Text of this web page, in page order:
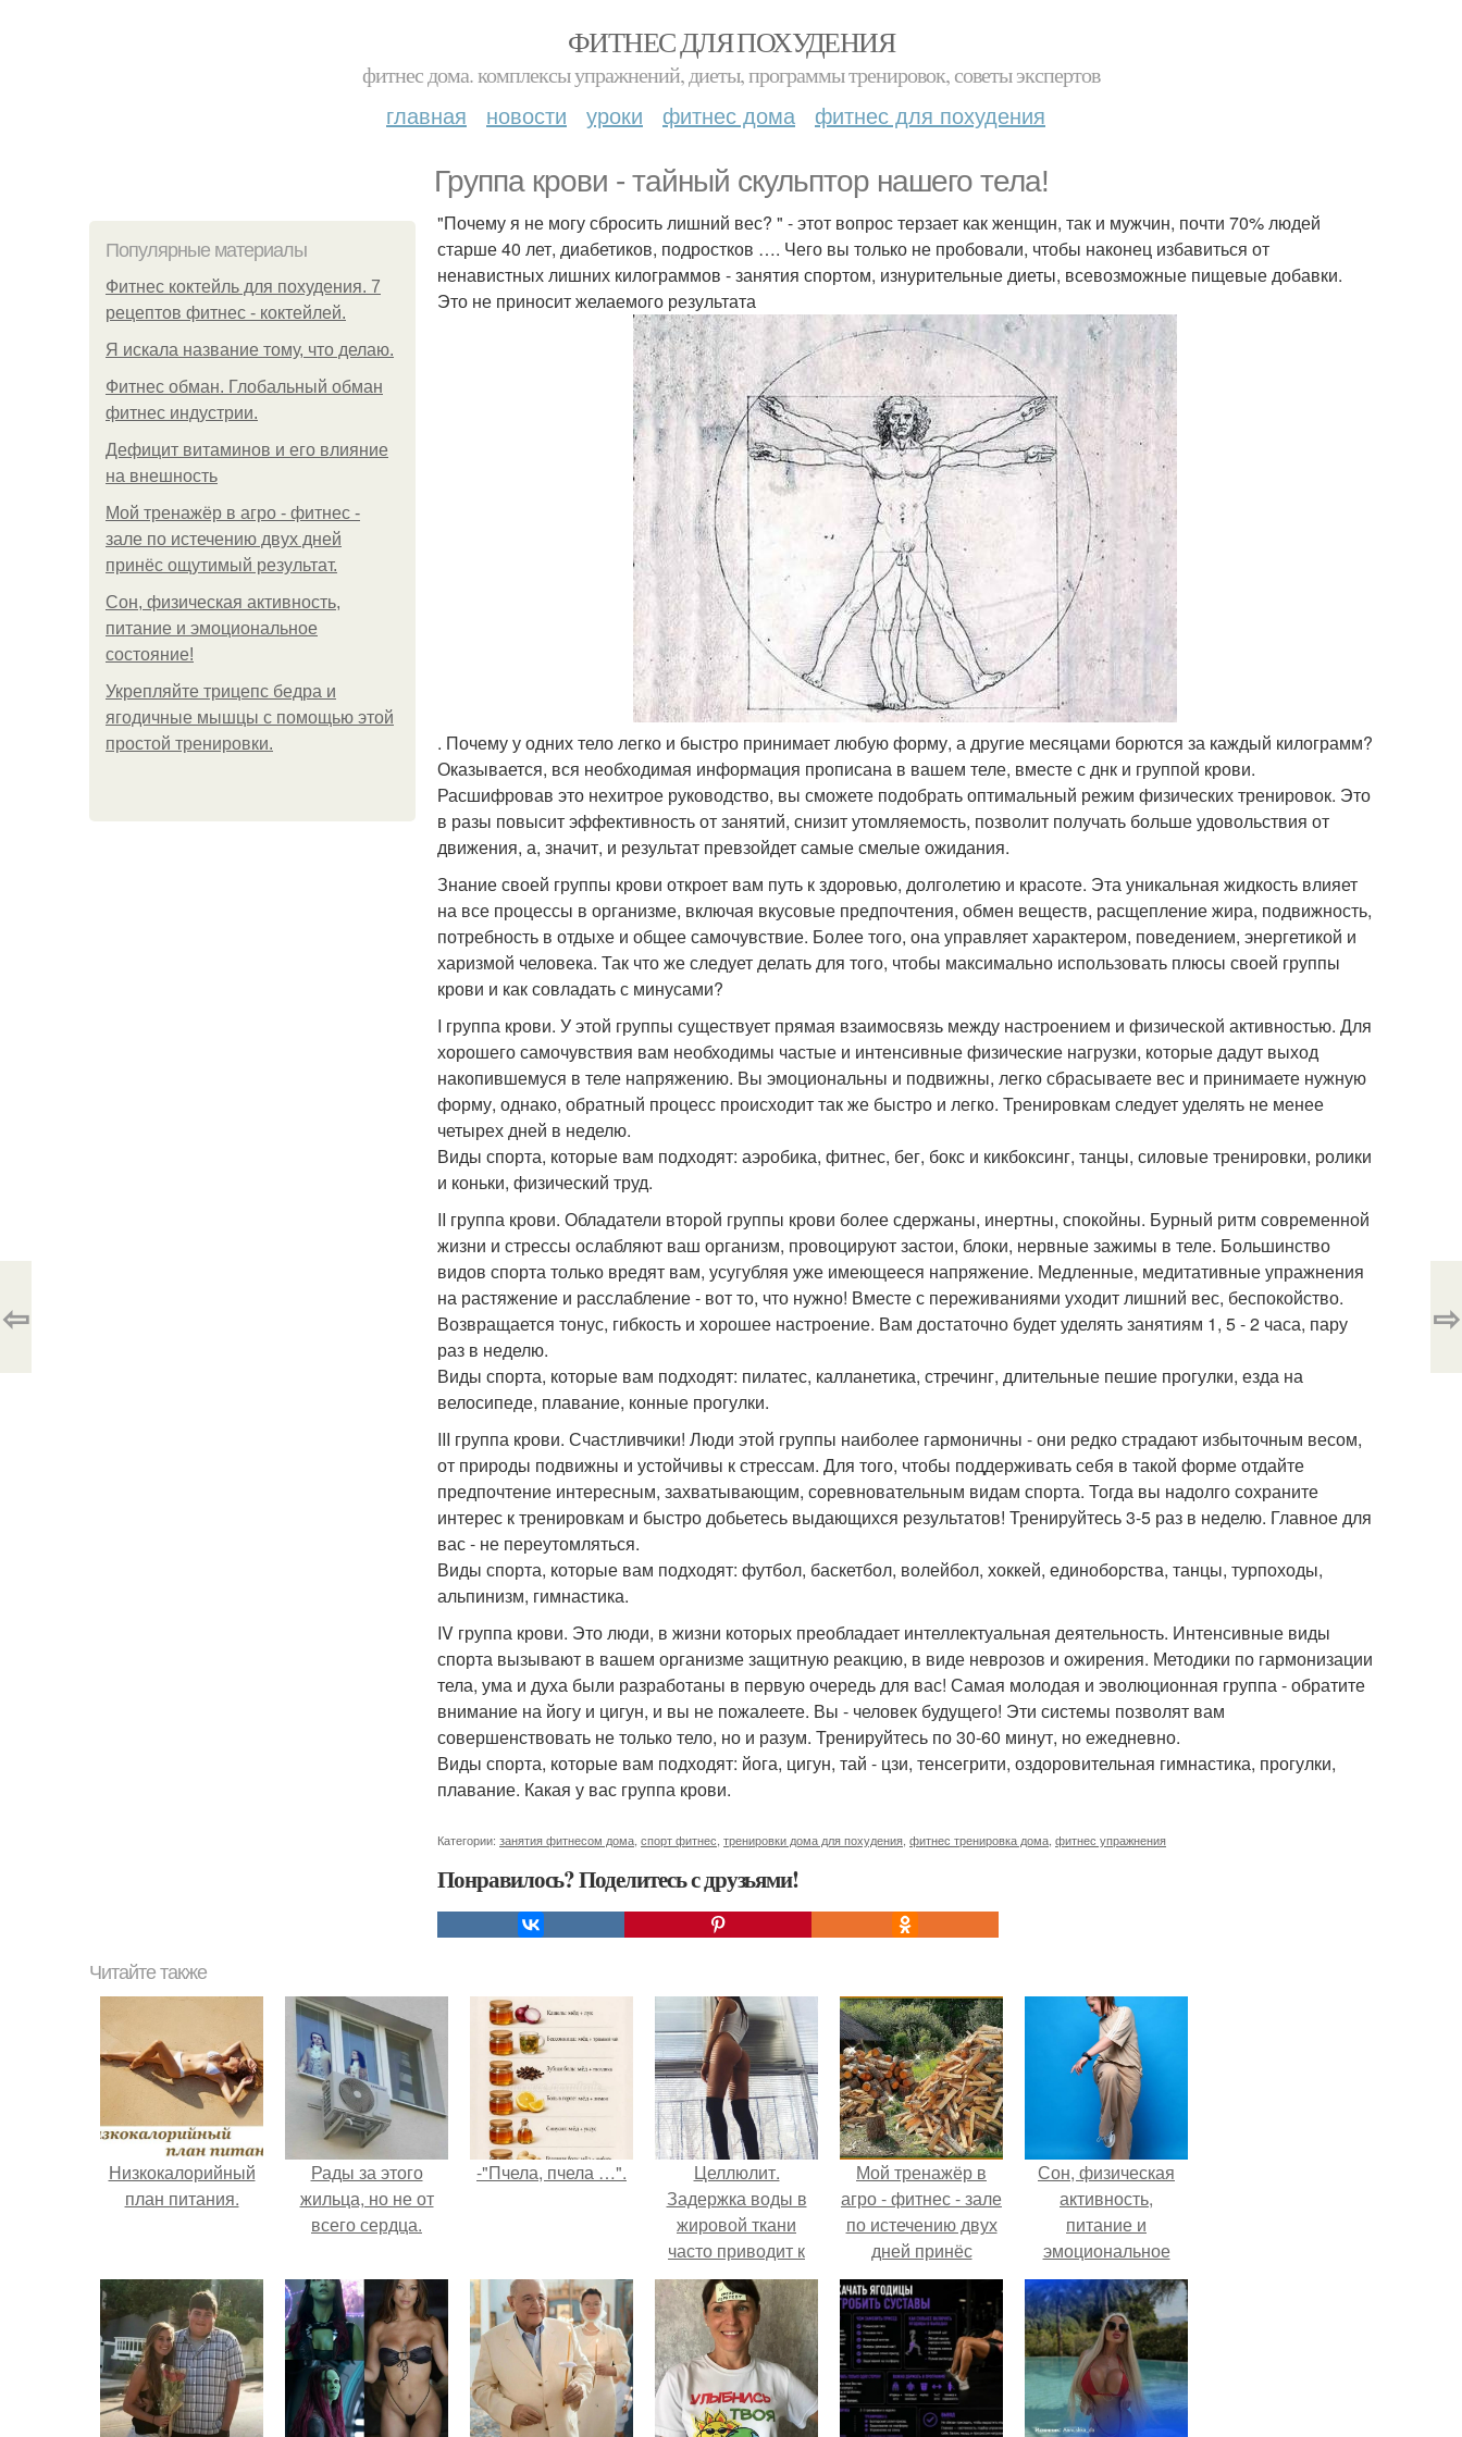
ФИТНЕС ДЛЯ ПОХУДЕНИЯ
фитнес дома. комплексы упражнений, диеты, программы тренировок, советы экспертов
главная новости уроки фитнес дома фитнес для похудения
Группа крови - тайный скульптор нашего тела!
Популярные материалы
Фитнес коктейль для похудения. 7
рецептов фитнес - коктейлей.
Я искала название тому, что делаю.
Фитнес обман. Глобальный обман
фитнес индустрии.
Дефицит витаминов и его влияние
на внешность
Мой тренажёр в агро - фитнес -
зале по истечению двух дней
принёс ощутимый результат.
Сон, физическая активность,
питание и эмоциональное
состояние!
Укрепляйте трицепс бедра и
ягодичные мышцы с помощью этой
простой тренировки.
"Почему я не могу сбросить лишний вес? " - этот вопрос терзает как женщин, так и мужчин, почти 70% людей
старше 40 лет, диабетиков, подростков …. Чего вы только не пробовали, чтобы наконец избавиться от
ненавистных лишних килограммов - занятия спортом, изнурительные диеты, всевозможные пищевые добавки.
Это не приносит желаемого результата
. Почему у одних тело легко и быстро принимает любую форму, а другие месяцами борются за каждый килограмм?
Оказывается, вся необходимая информация прописана в вашем теле, вместе с днк и группой крови.
Расшифровав это нехитрое руководство, вы сможете подобрать оптимальный режим физических тренировок. Это
в разы повысит эффективность от занятий, снизит утомляемость, позволит получать больше удовольствия от
движения, а, значит, и результат превзойдет самые смелые ожидания.
Знание своей группы крови откроет вам путь к здоровью, долголетию и красоте. Эта уникальная жидкость влияет
на все процессы в организме, включая вкусовые предпочтения, обмен веществ, расщепление жира, подвижность,
потребность в отдыхе и общее самочувствие. Более того, она управляет характером, поведением, энергетикой и
харизмой человека. Так что же следует делать для того, чтобы максимально использовать плюсы своей группы
крови и как совладать с минусами?
I группа крови. У этой группы существует прямая взаимосвязь между настроением и физической активностью. Для
хорошего самочувствия вам необходимы частые и интенсивные физические нагрузки, которые дадут выход
накопившемуся в теле напряжению. Вы эмоциональны и подвижны, легко сбрасываете вес и принимаете нужную
форму, однако, обратный процесс происходит так же быстро и легко. Тренировкам следует уделять не менее
четырех дней в неделю.
Виды спорта, которые вам подходят: аэробика, фитнес, бег, бокс и кикбоксинг, танцы, силовые тренировки, ролики
и коньки, физический труд.
II группа крови. Обладатели второй группы крови более сдержаны, инертны, спокойны. Бурный ритм современной
жизни и стрессы ослабляют ваш организм, провоцируют застои, блоки, нервные зажимы в теле. Большинство
видов спорта только вредят вам, усугубляя уже имеющееся напряжение. Медленные, медитативные упражнения
на растяжение и расслабление - вот то, что нужно! Вместе с переживаниями уходит лишний вес, беспокойство.
Возвращается тонус, гибкость и хорошее настроение. Вам достаточно будет уделять занятиям 1, 5 - 2 часа, пару
раз в неделю.
Виды спорта, которые вам подходят: пилатес, калланетика, стречинг, длительные пешие прогулки, езда на
велосипеде, плавание, конные прогулки.
III группа крови. Счастливчики! Люди этой группы наиболее гармоничны - они редко страдают избыточным весом,
от природы подвижны и устойчивы к стрессам. Для того, чтобы поддерживать себя в такой форме отдайте
предпочтение интересным, захватывающим, соревновательным видам спорта. Тогда вы надолго сохраните
интерес к тренировкам и быстро добьетесь выдающихся результатов! Тренируйтесь 3-5 раз в неделю. Главное для
вас - не переутомляться.
Виды спорта, которые вам подходят: футбол, баскетбол, волейбол, хоккей, единоборства, танцы, турпоходы,
альпинизм, гимнастика.
IV группа крови. Это люди, в жизни которых преобладает интеллектуальная деятельность. Интенсивные виды
спорта вызывают в вашем организме защитную реакцию, в виде неврозов и ожирения. Методики по гармонизации
тела, ума и духа были разработаны в первую очередь для вас! Самая молодая и эволюционная группа - обратите
внимание на йогу и цигун, и вы не пожалеете. Вы - человек будущего! Эти системы позволят вам
совершенствовать не только тело, но и разум. Тренируйтесь по 30-60 минут, но ежедневно.
Виды спорта, которые вам подходят: йога, цигун, тай - цзи, тенсегрити, оздоровительная гимнастика, прогулки,
плавание. Какая у вас группа крови.
Категории: занятия фитнесом дома спорт фитнес тренировки дома для похудения фитнес тренировка дома фитнес упражнения
Понравилось? Поделитесь с друзьями!
⇦ ⇨
Читайте также
Низкокалорийный
план питания.
Рады за этого
жильца, но не от
всего сердца.
-"Пчела, пчела …".
Целлюлит.
Задержка воды в
жировой ткани
часто приводит к
целлюлиту,
лишнему весу и
отекам.
Мой тренажёр в
агро - фитнес - зале
по истечению двух
дней принёс
ощутимый
результат.
Сон, физическая
активность,
питание и
эмоциональное
состояние!